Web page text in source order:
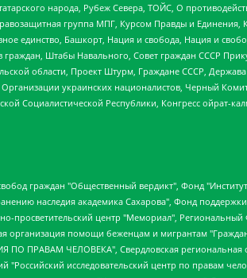
народа, Рубеж Севера, ТОЙС, О
группа МПГ, Курсом Правды и Единения,
единство, Башкорт, Нация и свобода, Нация и
Штабы Навального, Совет граждан СССР
области, Проект Штурм, Граждане СССР, Держава
украинских националистов, Черный
Социалистической Республики, Конгресс ойрат-
Михаил Сергеевич, Общество с ограниченной ответственностью "ЖУРНАЛИСТ-ИНОСТРАННЫЙ АГЕНТ", Арапова Галина Юрьевна, Вольтская Татьяна Анатольевна, Американская компания "Mason G.E.S. Anonymous Foundation" (США), являющаяся владельцем интернет-издания https://mnews.world/, Компания "Stichting Bellingcat", зарегистрированная в Нидерландах (дата регистрации 11.07.2018), Захаров Андрей Вячеславович, Клепиковская Екатерина Дмитриевна, Общество с ограниченной ответственностью "МЕМО", Перл Роман Александрович, Симонов Евгений Алексеевич, Соловьева Елена Анатольевна, Сотников Даниил Владимирович, Сурначева Елизавета Дмитриевна, Автономная некоммерческая организация по защите прав человека и информированию населения "Якутия – Наше Мнение", Общество с ограниченной ответственностью "Москоу диджитал медиа", с 26.01.2023 Общество с ограниченной ответственностью "Чайка Белые сады", Ветошкина Валерия Валерьевна, Заговора Максим Александрович, Межрегиональное общественное движение "Российская ЛГБТ - сеть", Оленичев Максим Владимирович, Павлов Иван Юрьевич, Скворцова Елена Сергеевна, Общество с ограниченной ответственностью "Как бы инагент", Кочетков Игорь Викторович, Общество с ограниченной ответственностью "Честные выборы", Еланчик Олег Александрович, Общество с ограниченной ответственностью "Нобелевский призыв", Гималова Регина Эмилевна, Григорьев Андрей Валерьевич, Григорьева Алина Александровна, Ассоциация по содействию защите прав призывников, альтернативнослужащих и военнослужащих "Правозащитная группа "Гражданин.Армия.Право", Хисамова Регина Фаритовна, Автономная некоммерческая организация по реализации социально-правовых программ "Лилит", Дальневосточное общественное движение "Маяк", Санкт-Петербургская ЛГБТ-инициативная группа "Выход", Инициативная группа ЛГБТ+ "Реверс", Алексеев Андрей Викторович, Бекбулатова Таисия Львовна, Беляев Иван Михайлович, Владыкина Елена Сергеевна, Гельман Марат Александрович, Никульшина Вероника Юрьевна, Толоконникова Надежда Андреевна, Шендерович Виктор Анатольевич, Общество с ограниченной ответственностью "Данное сообщение", Общество с ограниченной ответственностью Издательский дом "Новая глава", Айнбиндер Александра Александровна, Московский комьюнити-центр для ЛГБТ+инициатив, Благотворительный фонд